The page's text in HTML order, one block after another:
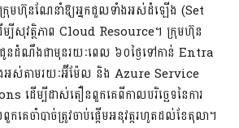
រុមហ៊ុនណែនាំឱ្យអ្នកជួលទាំងអស់ដំឡើង (Set
សុវត្ថិភាព Cloud Resource។ ក្រុមហ៊ុន
នដំណឹងជាមុនរយៈពេល ៦០ថ្ងៃទៅកាន់ Entra
ស់តាមរយៈអ៊ីម៉ែល និង Azure Service
ើម្បីដាស់តឿនពួកគេពីកាលបរិច្ឆេទនៃការ
គេចាំបាច់ត្រូវចាប់ផ្តើមអនុវត្តរហូតដល់ខែតុលា។